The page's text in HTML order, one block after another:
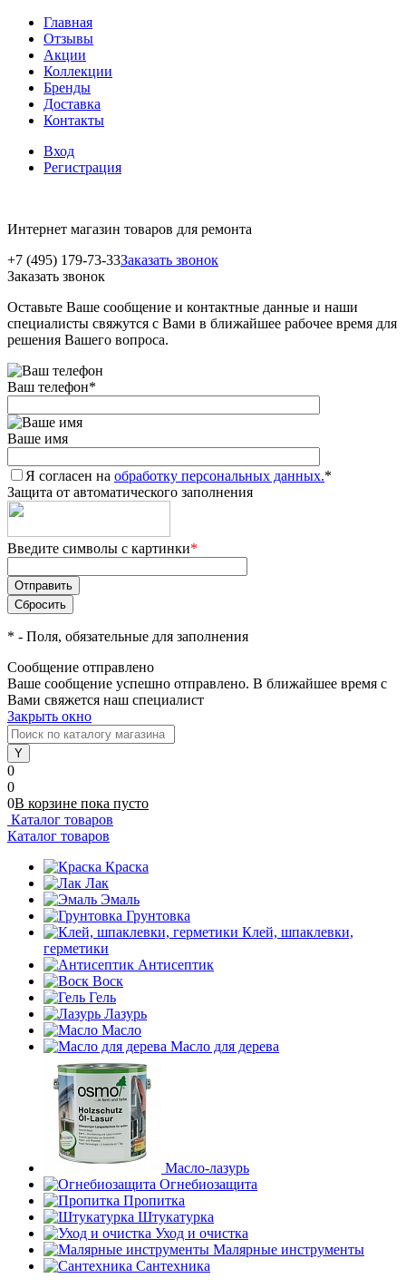
Главная
Отзывы
Акции
Коллекции
Бренды
Доставка
Контакты
Вход
Регистрация
Интернет магазин товаров для ремонта
+7 (495) 179-73-33Заказать звонок
Заказать звонок
Оставьте Ваше сообщение и контактные данные и наши
специалисты свяжутся с Вами в ближайшее рабочее время для
решения Вашего вопроса.
Ваш телефон*
Ваше имя
Я согласен на обработку персональных данных.*
Защита от автоматического заполнения
Введите символы с картинки*
* - Поля, обязательные для заполнения
Сообщение отправлено
Ваше сообщение успешно отправлено. В ближайшее время с
Вами свяжется наш специалист
Закрыть окно
0
0
0В корзине пока пусто
Каталог товаров
Каталог товаров
Краска
Лак
Эмаль
Грунтовка
Клей, шпаклевки,
герметики
Антисептик
Воск
Гель
Лазурь
Масло
Масло для дерева
Масло-лазурь
Огнебиозащита
Пропитка
Штукатурка
Уход и очистка
Малярные инструменты
Сантехника